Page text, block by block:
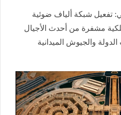
تفعيل شبكة ألياف ضوئية
مشفرة من أحدث الأجيال
والجيوش الميدانية